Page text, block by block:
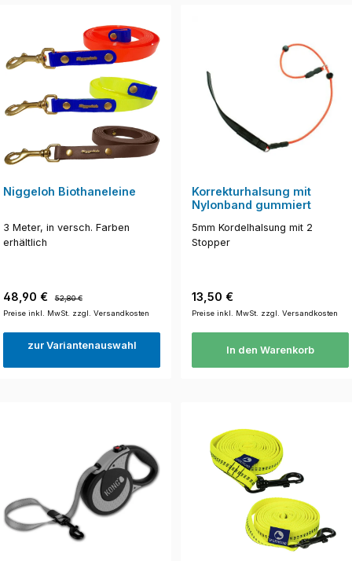
Niggeloh Biothaneleine
3 Meter, in versch. Farben
erhältlich
Verkaufspreis:
48,90 € Regulärer Preis:
52,80 €
Preise inkl. MwSt. zzgl. Versandkosten
zur Variantenauswahl
Korrekturhalsung mit
Nylonband gummiert
5mm Kordelhalsung mit 2
Stopper
Regulärer Preis:
13,50 €
Preise inkl. MwSt. zzgl. Versandkosten
In den Warenkorb